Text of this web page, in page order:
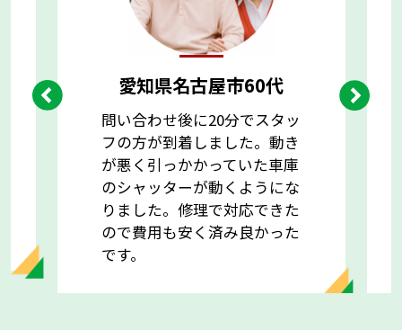
愛知県名古屋市60代
問い合わせ後に20分でスタッ
フの方が到着しました。動き
が悪く引っかかっていた車庫
のシャッターが動くようにな
りました。修理で対応できた
ので費用も安く済み良かった
です。